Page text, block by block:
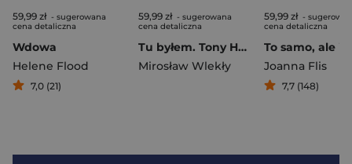
59,99 zł - sugerowana
cena detaliczna
Wdowa
Helene Flood
7,0 (21)
59,99 zł - sugerowana
cena detaliczna
Tu byłem. Tony Halik
Mirosław Wlekły
59,99 zł -
cena detaliczna
Joanna Flis
7,7 (148)